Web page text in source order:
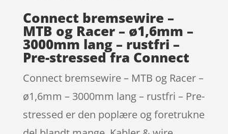
Connect bremsewire –
MTB og Racer – ø1,6mm –
3000mm lang – rustfri –
Pre-stressed fra Connect
Connect bremsewire – MTB og Racer –
ø1,6mm – 3000mm lang – rustfri – Pre-
stressed er den poplære og foretrukne